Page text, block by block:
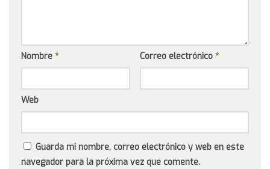
Nombre * Correo electrónico *
Web
Guarda mi nombre, correo electrónico y web en este
navegador para la próxima vez que comente.